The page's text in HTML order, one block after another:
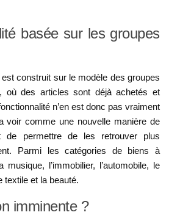
basée sur les groupes
construit sur le modèle des groupes
où des articles sont déjà achetés et
n’en est donc pas vraiment
voir comme une nouvelle manière de
de permettre de les retrouver plus
Parmi les catégories de biens à
l’immobilier, l’automobile, le
textile et la beauté.
imminente ?